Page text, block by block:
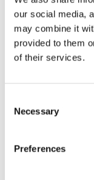
our social media,
may combine it
provided to them
of their services.
Selection
Necessary
Preferences